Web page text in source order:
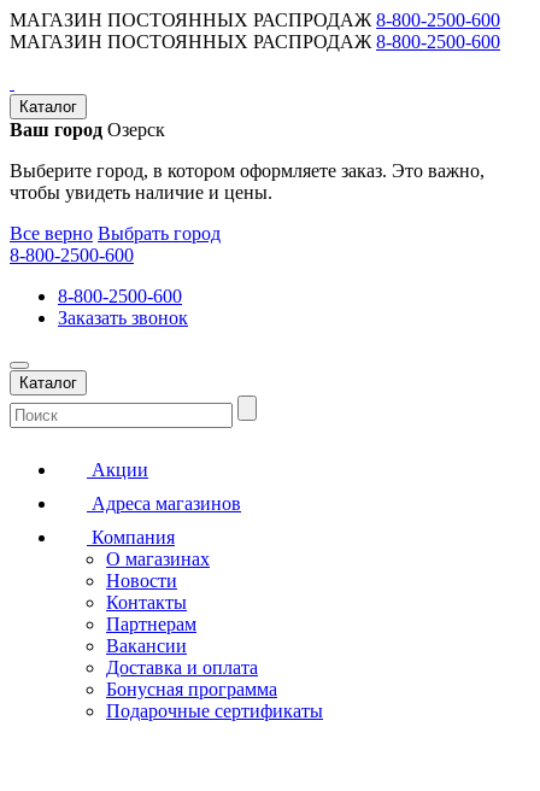
МАГАЗИН ПОСТОЯННЫХ РАСПРОДАЖ 8-800-2500-600
МАГАЗИН ПОСТОЯННЫХ РАСПРОДАЖ 8-800-2500-600
Каталог
Ваш город Озерск
Выберите город, в котором оформляете заказ. Это важно,
чтобы увидеть наличие и цены.
Все верно Выбрать город
8-800-2500-600
8-800-2500-600
Заказать звонок
Каталог
Акции
Адреса магазинов
Компания
О магазинах
Новости
Контакты
Партнерам
Вакансии
Доставка и оплата
Бонусная программа
Подарочные сертификаты